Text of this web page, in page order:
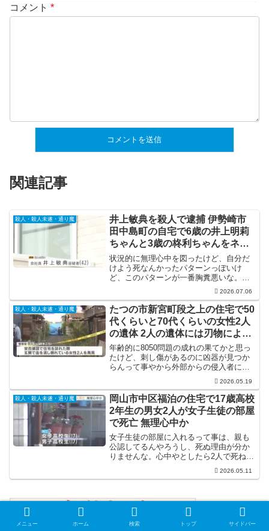
コメント *
関連記事
殺人・殺人未遂・通り魔
井上敏典を殺人で逮捕 伊勢崎市
田中島町の自宅で6歳の井上明莉
ちゃんと3歳の柊利ちゃんをネク
タイで絞め殺す
状況的に無理心中を図ったけど、自分だ
けよう死なんかったパターンっぽいけ
ど、このパターンが一番胸糞悪いな。そ
れにしても、帰宅して子供が亡くなって
2026.07.06
殺人・殺人未遂・通り魔
たつの市新宮町段之上の住宅で50
代くらいと70代くらいの女性2人
の遺体 2人の遺体には刃物による
刺し傷
年齢的に8050問題の成れの果てかと思っ
たけど、刺し傷があるのに凶器が見つか
らんって事やから外部からの侵入者によ
る犯行って事か。豪邸やないからトクリ
ュウに狙われた可能性は低そうやけど、
そうなると顔見知りの犯行になりそうで
すな。それにしても、刃傷沙汰が多過ぎ
る。
2026.05.19
殺人・殺人未遂・通り魔
岡山市中区福泊の住宅で17歳高校
2年生の男女2人が女子生徒の部屋
で死亡 無理心中か
女子生徒の部屋に入れるって事は、親も
公認してるんやろうし、死ぬ理由が分か
りませんな。心中やとしたら2人で死ねる
ほどの両思いなわけで、そんな状態で
「死」を選ぶってのがますます分かりま
2026.05.11
メニュー ホーム 検索 トップ サイドバー